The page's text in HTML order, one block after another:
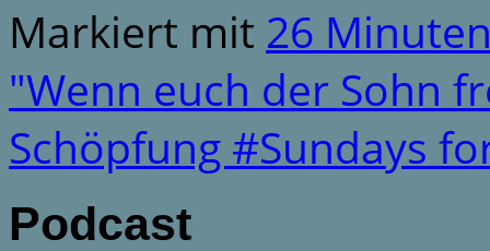
Markiert mit 26
"Wenn euch der Sohn
Schöpfung #Sundays
Podcast